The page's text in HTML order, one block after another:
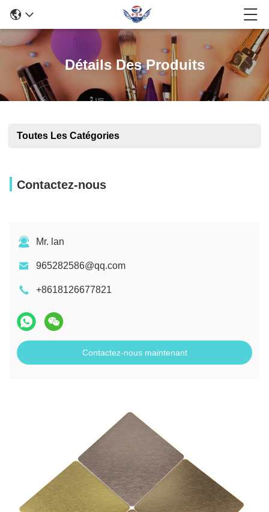
Détails Des Produits
Toutes Les Catégories
Contactez-nous
Mr. lan
965282586@qq.com
+8618126677821
Contactez-nous maintenant